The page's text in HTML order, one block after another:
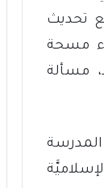
تحديث
مسحة
مسألة
لكن المدرسة